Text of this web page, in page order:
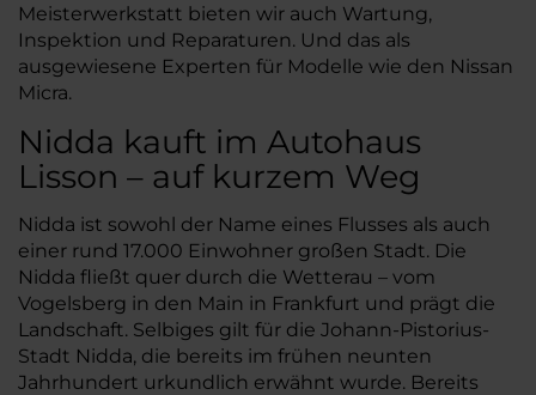
Meisterwerkstatt bieten wir auch Wartung,
Inspektion und Reparaturen. Und das als
ausgewiesene Experten für Modelle wie den Nissan
Micra.
Nidda kauft im Autohaus
Lisson – auf kurzem Weg
Nidda ist sowohl der Name eines Flusses als auch
einer rund 17.000 Einwohner großen Stadt. Die
Nidda fließt quer durch die Wetterau – vom
Vogelsberg in den Main in Frankfurt und prägt die
Landschaft. Selbiges gilt für die Johann-Pistorius-
Stadt Nidda, die bereits im frühen neunten
Jahrhundert urkundlich erwähnt wurde. Bereits